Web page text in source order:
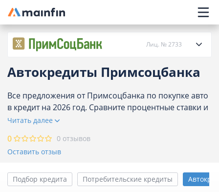
Главное меню
Автокредиты Примсоцбанка
Все предложения от Примсоцбанка по покупке авто
в кредит на 2026 год. Сравните процентные ставки и
условия по автокредитам в Примсоцбанке и
кредита без первоначального взноса и справки о
доходах. Количество предложений банка на сегодня
Читать далее
Лиц. № 2733
Кредиты
Карты
0
0 отзывов
Оставить отзыв
Подбор кредита Потребительские кредиты